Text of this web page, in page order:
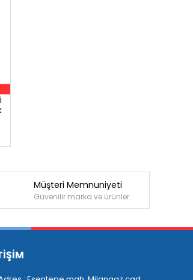
Müşteri Memnuniyeti
Güvenilir marka ve ürünler